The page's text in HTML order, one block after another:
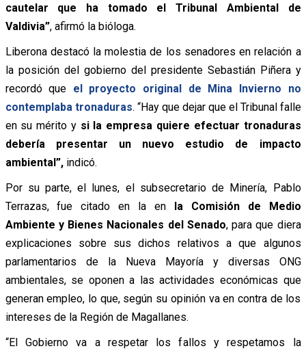
cautelar que ha tomado el Tribunal Ambiental de
Valdivia”, afirmó la bióloga.
Liberona destacó la molestia de los senadores en relación a
la posición del gobierno del presidente Sebastián Piñera y
recordó que el proyecto original de Mina Invierno no
contemplaba tronaduras. “Hay que dejar que el Tribunal falle
en su mérito ysi la empresa quiere efectuar tronaduras
debería presentar un nuevo estudio de impacto
ambiental”,indicó.
Por su parte, el lunes, el subsecretario de Minería, Pablo
Terrazas, fue citado en la en la Comisión de Medio
Ambiente y Bienes Nacionales del Senado, para que diera
explicaciones sobre sus dichos relativos a que algunos
parlamentarios de la Nueva Mayoría y diversas ONG
ambientales, se oponen a las actividades económicas que
generan empleo, lo que, según su opinión va en contra de los
intereses de la Región de Magallanes.
“El Gobierno va a respetar los fallos y respetamos la